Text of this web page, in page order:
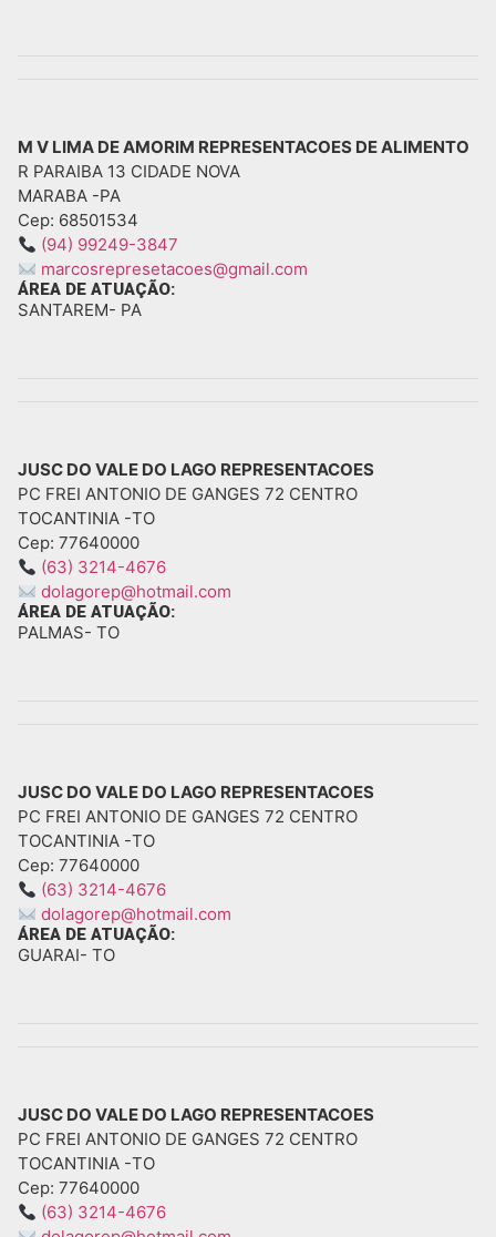
M V LIMA DE AMORIM REPRESENTACOES DE ALIMENTO
R PARAIBA 13 CIDADE NOVA
MARABA -PA
Cep: 68501534
(94) 99249-3847
marcosrepresetacoes@gmail.com
ÁREA DE ATUAÇÃO:
SANTAREM- PA
JUSC DO VALE DO LAGO REPRESENTACOES
PC FREI ANTONIO DE GANGES 72 CENTRO
TOCANTINIA -TO
Cep: 77640000
(63) 3214-4676
dolagorep@hotmail.com
ÁREA DE ATUAÇÃO:
PALMAS- TO
JUSC DO VALE DO LAGO REPRESENTACOES
PC FREI ANTONIO DE GANGES 72 CENTRO
TOCANTINIA -TO
Cep: 77640000
(63) 3214-4676
dolagorep@hotmail.com
ÁREA DE ATUAÇÃO:
GUARAI- TO
JUSC DO VALE DO LAGO REPRESENTACOES
PC FREI ANTONIO DE GANGES 72 CENTRO
TOCANTINIA -TO
Cep: 77640000
(63) 3214-4676